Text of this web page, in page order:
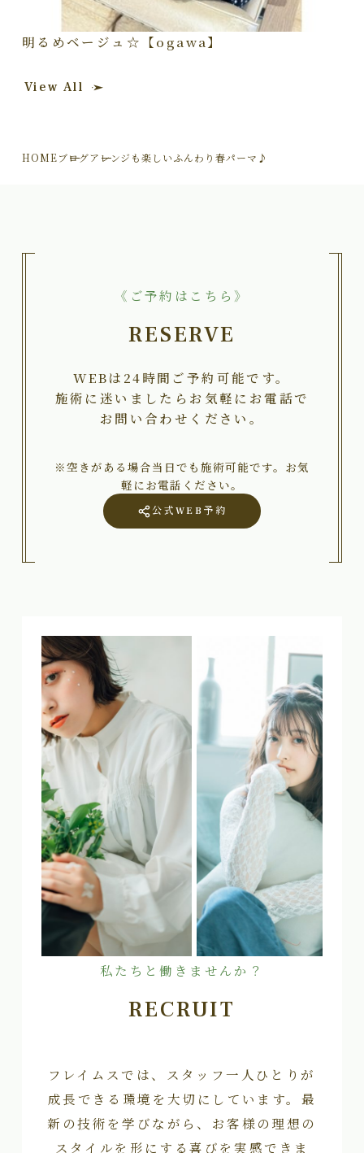
明るめベージュ☆【ogawa】
View All
HOMEブログアレンジも楽しいふんわり春パーマ♪
《ご予約はこちら》
RESERVE
WEBは24時間ご予約可能です。
施術に迷いましたらお気軽にお電話で
お問い合わせください。
※空きがある場合当日でも施術可能です。お気
軽にお電話ください。
公式WEB予約
私たちと働きませんか？
RECRUIT
フレイムスでは、スタッフ一人ひとりが
成長できる環境を大切にしています。最
新の技術を学びながら、お客様の理想の
スタイルを形にする喜びを実感できま